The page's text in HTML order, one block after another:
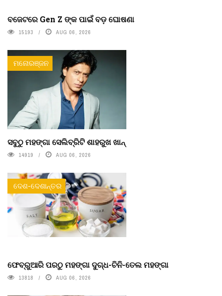
ବଜେଟରେ Gen Z ଙ୍କ ପାଇଁ ବଡ଼ ଘୋଷଣା
15193 AUG 06, 2026
ମନୋରଞ୍ଜନ
ସବୁଠୁ ମହଙ୍ଗା ସେଲିବ୍ରିଟି ଶାହରୁଖ ଖାନ୍
14919 AUG 06, 2026
ଦେଶ-ଦେଶାନ୍ତର
ଫେବ୍ରୁଆରି ପରଠୁ ମହଙ୍ଗା ଦୁଗ୍ଧ-ଚିନି-ତେଲ ମହଙ୍ଗା
13818 AUG 06, 2026